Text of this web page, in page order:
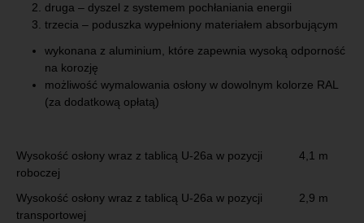
druga – dyszel z systemem pochłaniania energii
trzecia – poduszka wypełniony materiałem absorbującym
wykonana z aluminium, które zapewnia wysoką odporność
na korozję
możliwość wymalowania osłony w dowolnym kolorze RAL
(za dodatkową opłatą)
Wysokość osłony wraz z tablicą U-26a w pozycji
roboczej
4,1 m
Wysokość osłony wraz z tablicą U-26a w pozycji
transportowej
2,9 m